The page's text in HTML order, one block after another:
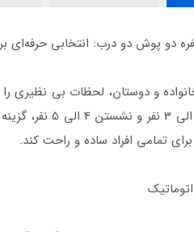
و دوستان، لحظات بی‌ نظیری
ظرفیت
برای تمامی افراد ساده و راحت کند.